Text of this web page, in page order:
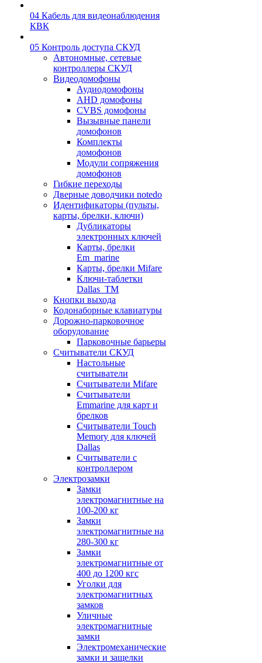
04 Кабель для видеонаблюдения
КВК
05 Контроль доступа СКУД
Автономные, сетевые
контроллеры СКУД
Видеодомофоны
Аудиодомофоны
AHD домофоны
CVBS домофоны
Вызывные панели
домофонов
Комплекты
домофонов
Модули сопряжения
домофонов
Гибкие переходы
Дверные доводчики notedo
Идентификаторы (пульты,
карты, брелки, ключи)
Дубликаторы
электронных ключей
Карты, брелки
Em_marine
Карты, брелки Mifare
Ключи-таблетки
Dallas_TM
Кнопки выхода
Кодонаборные клавиатуры
Дорожно-парковочное
оборудование
Парковочные барьеры
Считыватели СКУД
Настольные
считыватели
Считыватели Mifare
Считыватели
Emmarine для карт и
брелков
Считыватели Touch
Memory для ключей
Dallas
Считыватели с
контроллером
Электрозамки
Замки
электромагнитные на
100-200 кг
Замки
электромагнитные на
280-300 кг
Замки
электромагнитные от
400 до 1200 кгс
Уголки для
электромагнитных
замков
Уличные
электромагнитные
замки
Электромеханические
замки и защелки